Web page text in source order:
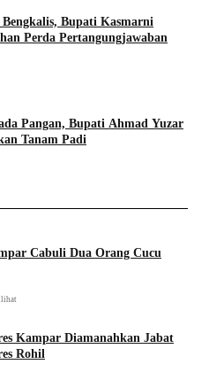
Bupati Kasmarni
Perda Pertangungjawaban
Pangan, Bupati Ahmad Yuzar
Tanam Padi
Cabuli Dua Orang Cucu
Kampar Diamanahkan Jabat
Rohil